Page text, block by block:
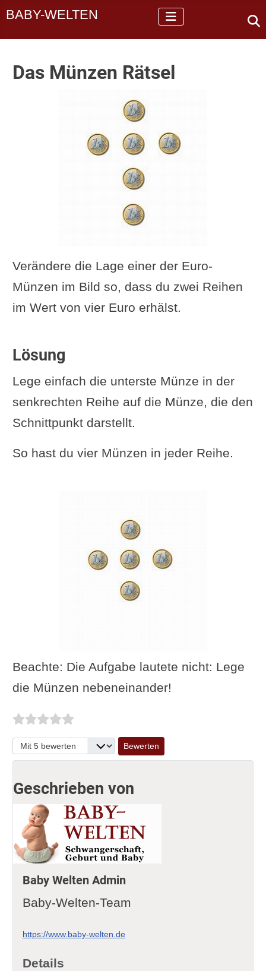
BABY-WELTEN
Das Münzen Rätsel
Verändere die Lage einer der Euro-
Münzen im Bild so, dass du zwei Reihen
im Wert von vier Euro erhälst.
Lösung
Lege einfach die unterste Münze in der
senkrechten Reihe auf die Münze, die den
Schnittpunkt darstellt.
So hast du vier Münzen in jeder Reihe.
Beachte: Die Aufgabe lautete nicht: Lege
die Münzen nebeneinander!
Bitte bewerten
Geschrieben von
Baby Welten Admin
Baby-Welten-Team
https://www.baby-welten.de
Details